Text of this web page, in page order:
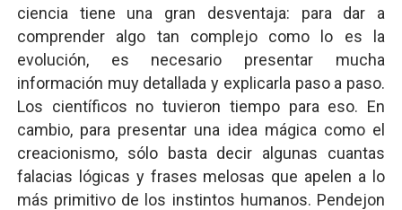
ciencia tiene una gran desventaja: para dar a
comprender algo tan complejo como lo es la
evolución, es necesario presentar mucha
información muy detallada y explicarla paso a paso.
Los científicos no tuvieron tiempo para eso. En
cambio, para presentar una idea mágica como el
creacionismo, sólo basta decir algunas cuantas
falacias lógicas y frases melosas que apelen a lo
más primitivo de los instintos humanos. Pendejon